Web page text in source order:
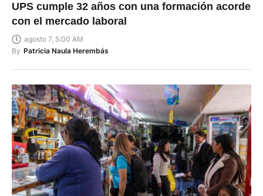
UPS cumple 32 años con una formación acorde
con el mercado laboral
agosto 7, 5:00 AM
By Patricia Naula Herembás